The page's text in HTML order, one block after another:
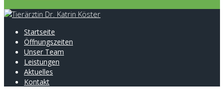
Startseite
Öffnungszeiten
Unser Team
Leistungen
Aktuelles
Kontakt